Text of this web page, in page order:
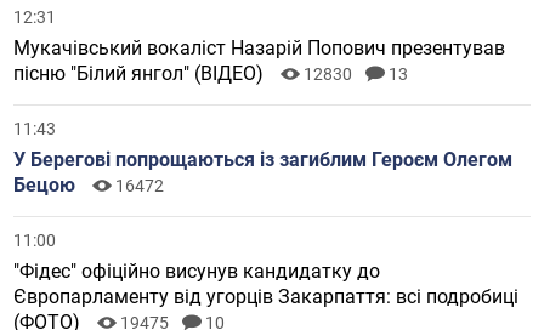
12:31
Мукачівський вокаліст Назарій Попович презентував
пісню "Білий янгол" (ВІДЕО)
12830 13
11:43
У Берегові попрощаються із загиблим Героєм Олегом
Бецою
16472
11:00
"Фідес" офіційно висунув кандидатку до
Європарламенту від угорців Закарпаття: всі подробиці
(ФОТО)
19475 10